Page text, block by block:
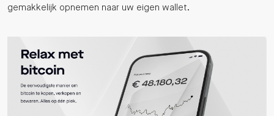
gemakkelijk opnemen naar uw eigen wallet.